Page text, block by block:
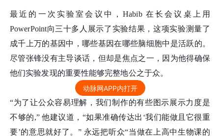
最近的一次实验室会议中，Habib 在长会议桌上用
PowerPoint向三十多人展示了实验结果，这项实验测量了
成千上万的基因中，哪些基因在哪些脑细胞中是活跃的。
尽管张锋没有主导谈话，但却是焦点之一，因为他得确保
他们实验发现的重要性能够完整地公之于众。
“为了让公众容易理解，我们制作的有些图示展示力度是
不够的,” 他建议道，“如果准确传达出‘我们能做且它很重
要’的意思就好了。” 永远把听众“当做在上高中生物课的
动脉网APP内打开